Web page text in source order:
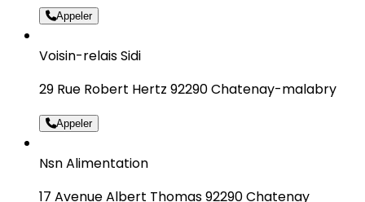
Appeler
Voisin-relais Sidi
29 Rue Robert Hertz 92290 Chatenay-malabry
Appeler
Nsn Alimentation
17 Avenue Albert Thomas 92290 Chatenay